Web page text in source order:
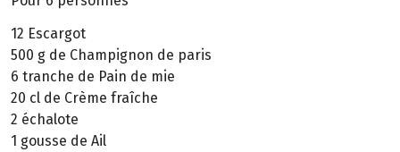
12 Escargot
500 g de Champignon de paris
6 tranche de Pain de mie
20 cl de Crème fraîche
2 échalote
1 gousse de Ail